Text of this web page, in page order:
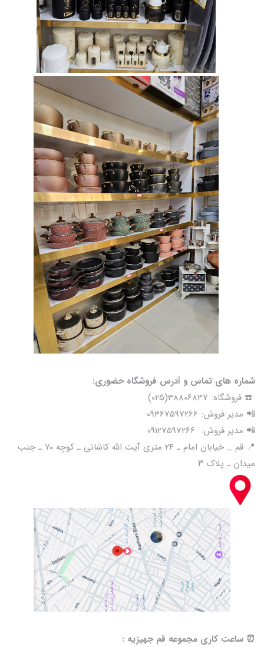
شماره های تماس و آدرس فروشگاه حضوری:
☎️ فروشگاه: 38806837(025)
📲 مدیر فروش: 09367597266
📲 مدیر فروش: 09127597266
📍 قم _ خیابان امام ـ ۲۴ متری آیت الله کاشانی ـ کوچه ۷۰ ـ جنب
میدان ـ پلاک ۳
⏰️ ساعت کاری مجموعه قم جهیزیه :